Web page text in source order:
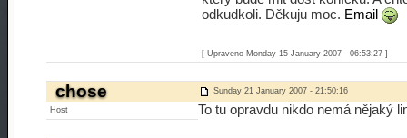
odkudkoli. Děkuju moc. Email
[ Upraveno Monday 15 January 2007 - 06:53:27 ]
chose Sunday 21 January 2007 - 21:50:16
Host To tu opravdu nikdo nemá nějaký